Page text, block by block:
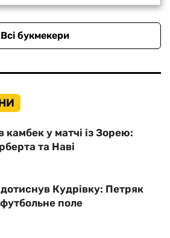
Всі букмекери
камбек у матчі із Зорею:
та Наві
Кудрівку: Петряк
поле